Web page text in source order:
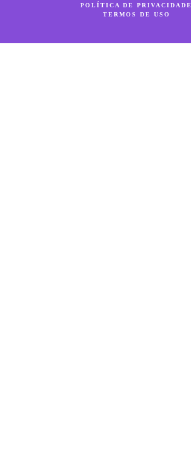
POLÍTICA DE PRIVACIDADE
TERMOS DE USO